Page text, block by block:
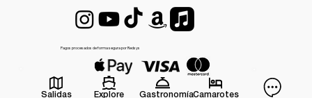
Pagos procesados de forma segura por Redsys
Salidas Explore GastronomíaCamarotes